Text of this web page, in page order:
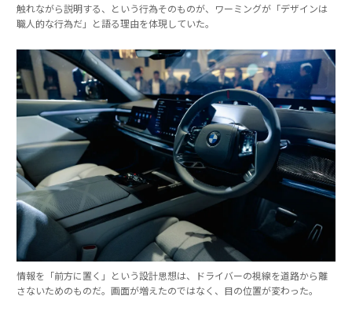
触れながら説明する、という行為そのものが、ワーミングが「デザインは
職人的な行為だ」と語る理由を体現していた。
情報を「前方に置く」という設計思想は、ドライバーの視線を道路から離
さないためのものだ。画面が増えたのではなく、目の位置が変わった。